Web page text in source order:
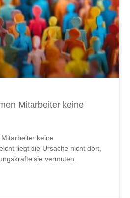
Mitarbeiter keine
keine
liegt die Ursache nicht dort,
sie vermuten.